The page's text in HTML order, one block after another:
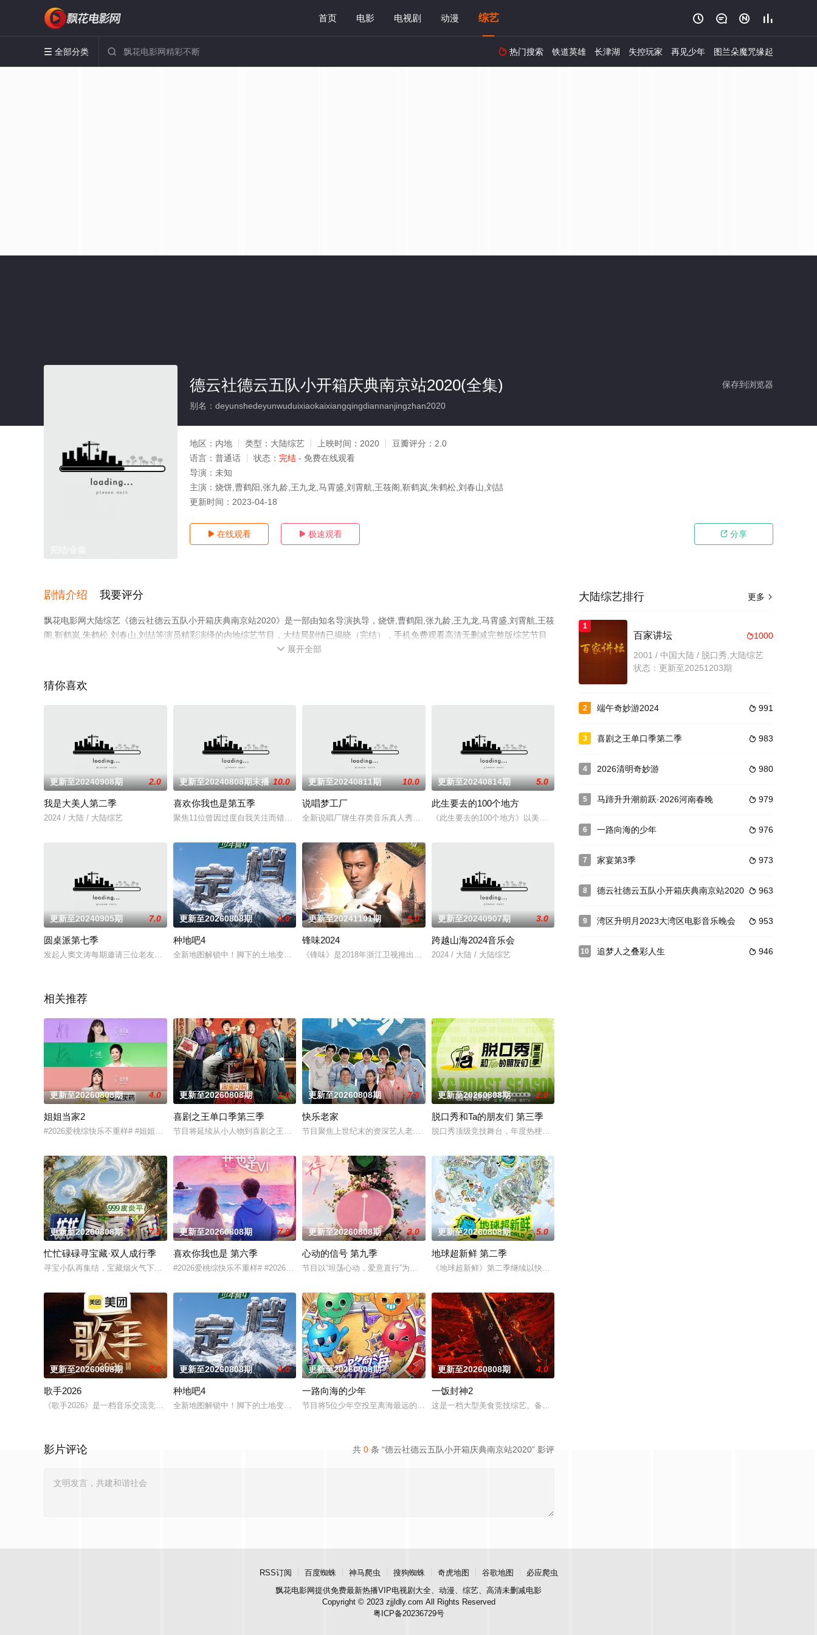
首页 电影 电视剧 动漫 综艺    
 全部分类   热门搜索 铁道英雄 长津湖 失控玩家 再见少年 图兰朵魔咒缘起
保存到浏览器
德云社德云五队小开箱庆典南京站2020(全集)
别名：deyunshedeyunwuduixiaokaixiangqingdiannanjingzhan2020
地区： 内地 类型： 大陆综艺 上映时间： 2020 豆瓣评分： 2.0
语言： 普通话 状态： 完结 - 免费在线观看
导演： 未知
主演： 烧饼,曹鹤阳,张九龄,王九龙,马霄盛,刘霄航,王筱阁,靳鹤岚,朱鹤松,刘春山,刘喆
更新时间： 2023-04-18
 在线观看  极速观看  分享
剧情介绍 我要评分
飘花电影网大陆综艺《德云社德云五队小开箱庆典南京站2020》是一部由知名导演执导，烧饼,曹鹤阳,张九龄,王九龙,马霄盛,刘霄航,王筱
阁,靳鹤岚,朱鹤松,刘春山,刘喆等演员精彩演绎的内地综艺节目，大结局剧情已揭晓（完结），手机免费观看高清无删减完整版综艺节目
就上飘花影院，更多相关信息可移步至豆瓣综艺、电视猫或剧情网等平台了解。
 展开全部
猜你喜欢
更新至20240908期 2.0
我是大美人第二季
2024 / 大陆 / 大陆综艺
更新至20240808期末播 10.0
喜欢你我也是第五季
聚焦11位曾因过度自我关注而错过爱情的单身男女，学会理解和思考，探寻追爱的新答案，让观众沉浸式感受恋综甜蜜瞬间。
更新至20240811期 10.0
说唱梦工厂
全新说唱厂牌生存类音乐真人秀《说唱梦工厂》，巨星Rapper与实力选手携手合作，共同赢取顶级说唱资源。
更新至20240814期 5.0
此生要去的100个地方
《此生要去的100个地方》以美景、美食、文化、生活为原点出发，以真人秀的形式发掘各地风景、体验当地
更新至20240905期 7.0
圆桌派第七季
发起人窦文涛每期邀请三位老友嘉宾，还原真实生活里的聊天场景，话题内容包罗万象、放眼世界，一言一语中洞察人生百态，共享
更新至20260808期 4.0
种地吧4
全新地图解锁中！脚下的土地变了，但十个勤天那份“想把地种好”的滚烫初心不变！将“见天地之广阔，解民生之多艰”的信念撒
更新至20241101期 5.0
锋味2024
《锋味》是2018年浙江卫视推出的大型生活类户外美食节目。本节目是《十二道锋味》的全新改版以及升级。本季《锋味》打造
更新至20240907期 3.0
跨越山海2024音乐会
2024 / 大陆 / 大陆综艺
相关推荐
更新至20260808期 4.0
姐姐当家2
#2026爱桃综快乐不重样# #姐姐当家# 第二季惊喜回归，看姐姐们如何见招拆招，畅聊人生的酸甜苦辣。观察团已就位，
更新至20260808期 1.0
喜剧之王单口季第三季
节目将延续从小人物到喜剧之王的故事，汇聚来自全国各地脱口秀俱乐部的优秀单口喜剧演员和漫才组合。每一位“小人物”都将带
更新至20260808期 7.0
快乐老家
节目聚焦上世纪末的资深艺人老友团，以“旅居养老试验+跨世纪老友同行”为核心，真实记录老友同行的相处日常、性格碰撞与情
更新至20260808期 2.0
脱口秀和Ta的朋友们 第三季
脱口秀顶级竞技舞台，年度热梗发源地，2026夏天准时快乐
更新至20260808期 7.0
忙忙碌碌寻宝藏·双人成行季
寻宝小队再集结，宝藏烟火气下饭脑综再度上桌，第二季全面升维！从“单人寻宝”升级“双人寻宝模式”，换乘不同搭档双强组队
更新至20260808期 7.0
喜欢你我也是 第六季
#2026爱桃综快乐不重样# #2026爱奇艺新生片单# #喜欢你我也是# 第六季暖心回归！恋综IP携“恋爱旅行季”
更新至20260808期 3.0
心动的信号 第九季
节目以“坦荡心动，爱意直行”为核心主题，聚焦真诚直白的新式恋爱，告别无效拉扯，走进心动小屋，见证单身青年之间萌生的浪
更新至20260808期 5.0
地球超新鲜 第二季
《地球超新鲜》第二季继续以快乐解压为核心基调，开启“地球团”的快乐旅程。节目路线将继续延着地球的脉
更新至20260808期 7.0
歌手2026
《歌手2026》是一档音乐交流竞技节目。节目集结全球实力唱将，在每周的直播比拼中高能开唱，演绎各国音乐风情、展现各自
更新至20260808期 4.0
种地吧4
全新地图解锁中！脚下的土地变了，但十个勤天那份“想把地种好”的滚烫初心不变！将“见天地之广阔，解民生之多艰”的信念撒
更新至20260808期 3.0
一路向海的少年
节目将5位少年空投至离海最远的大陆腹地，他们只有一辆车和一车椰子们，通过在途径补给站完成挑战任务，获取里程盲盒，一路
更新至20260808期 4.0
一饭封神2
这是一档大型美食竞技综艺。备受观众期待的“封神厨房”再度启幕，从厨艺竞技进化为“点燃城市与大众味蕾的
共 0 条 “德云社德云五队小开箱庆典南京站2020” 影评
影片评论
更多 
大陆综艺排行
1
1000
百家讲坛
2001 / 中国大陆 / 脱口秀,大陆综艺
状态：更新至20251203期
2  991
端午奇妙游2024
3  983
喜剧之王单口季第二季
4  980
2026清明奇妙游
5  979
马蹄升升潮前跃·2026河南春晚
6  976
一路向海的少年
7  973
家宴第3季
8  963
德云社德云五队小开箱庆典南京站2020
9  953
湾区升明月2023大湾区电影音乐晚会
10  946
追梦人之叠彩人生
RSS订阅 百度蜘蛛 神马爬虫 搜狗蜘蛛 奇虎地图 谷歌地图
必应爬虫
飘花电影网提供免费最新热播VIP电视剧大全、动漫、综艺、高清未删减电影
Copyright © 2023 zjjldly.com All Rights Reserved
粤ICP备20236729号